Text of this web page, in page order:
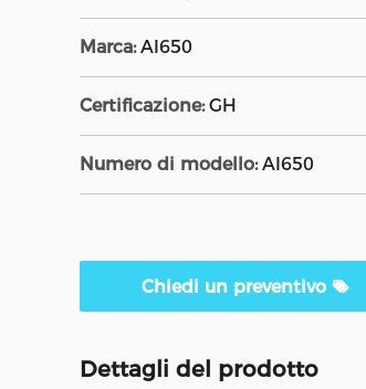
Marca: AI650
Certificazione: GH
Numero di modello: AI650
Chiedi un preventivo
Dettagli del prodotto